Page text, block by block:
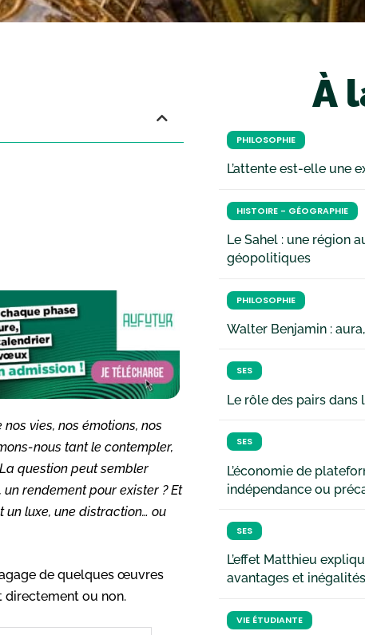
vies, nos émotions, nos
nous tant le contempler,
question peut sembler
rendement pour exister ? Et
un luxe, une distraction… ou
de quelques œuvres
directement ou non.
À
PHILOSOPHIE
L’attente est-elle une
HISTOIRE - GÉOGRAPHIE
Le Sahel : une région
géopolitiques
PHILOSOPHIE
Walter Benjamin :
SES
Le rôle des pairs dans
SES
L’économie de
indépendance ou
SES
L’effet Matthieu
avantages et inégalités
VIE ÉTUDIANTE